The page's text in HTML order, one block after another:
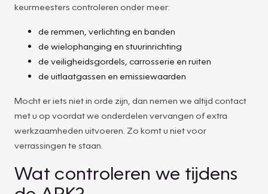
keurmeesters controleren onder meer:
de remmen, verlichting en banden
de wielophanging en stuurinrichting
de veiligheidsgordels, carrosserie en ruiten
de uitlaatgassen en emissiewaarden
Mocht er iets niet in orde zijn, dan nemen we altijd contact
met u op voordat we onderdelen vervangen of extra
werkzaamheden uitvoeren. Zo komt u niet voor
verrassingen te staan.
Wat controleren we tijdens